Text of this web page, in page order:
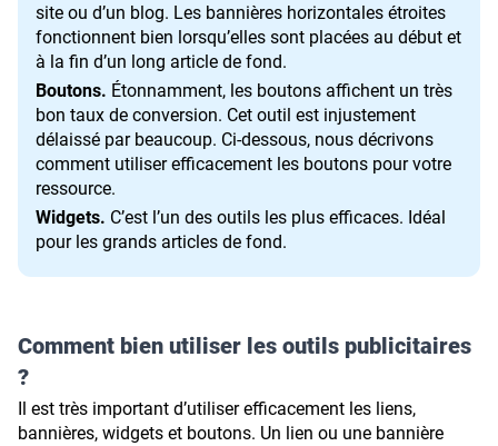
site ou d’un blog. Les bannières horizontales étroites
fonctionnent bien lorsqu’elles sont placées au début et
à la fin d’un long article de fond.
Boutons. Étonnamment, les boutons affichent un très
bon taux de conversion. Cet outil est injustement
délaissé par beaucoup. Ci‑dessous, nous décrivons
comment utiliser efficacement les boutons pour votre
ressource.
Widgets. C’est l’un des outils les plus efficaces. Idéal
pour les grands articles de fond.
Comment bien utiliser les outils publicitaires
?
Il est très important d’utiliser efficacement les liens,
bannières, widgets et boutons. Un lien ou une bannière